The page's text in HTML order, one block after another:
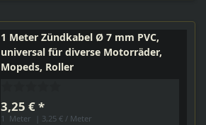
1 Meter Zündkabel Ø 7 mm PVC,
universal für diverse Motorräder,
Mopeds, Roller
3,25 € *
1 Meter | 3,25 € / Meter